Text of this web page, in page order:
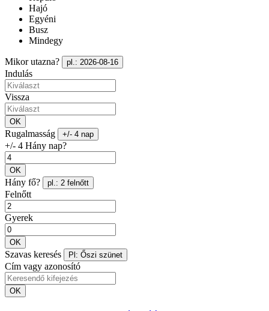
Hajó
Egyéni
Busz
Mindegy
Mikor utazna? pl.: 2026-08-16
Indulás
Vissza
OK
Rugalmasság +/- 4 nap
+/- 4 Hány nap?
OK
Hány fő? pl.: 2 felnőtt
Felnőtt
Gyerek
OK
Szavas keresés Pl: Őszi szünet
Cím vagy azonosító
OK